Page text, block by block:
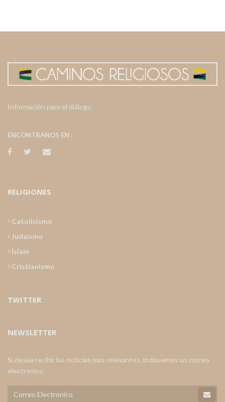
Información para el diálogo
ENCONTRANOS EN :
RELIGIONES
Catolicismo
Judaismo
Islam
Cristianismo
TWITTER
NEWSLETTER
Si desea recibir las noticias mas relevantes, indiquenos un correo
electronico